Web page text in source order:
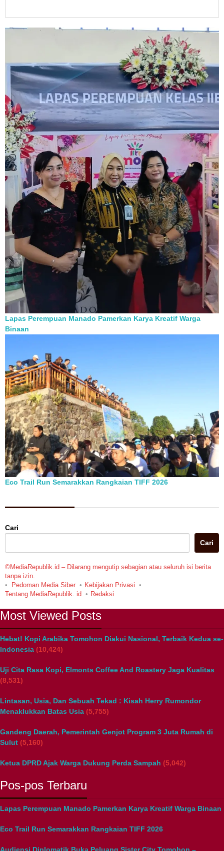
Lapas Perempuan Manado Pamerkan Karya Kreatif Warga
Binaan
Eco Trail Run Semarakkan Rangkaian TIFF 2026
Cari
Cari
©MediaRepublik.id – Dilarang mengutip sebagian atau seluruh isi berita
tanpa izin.
Pedoman Media Siber
Kebijakan Privasi
Tentang MediaRepublik. id
Redaksi
Most Viewed Posts
Hebat! Kopi Arabika Tomohon Diakui Nasional, Terbaik Kedua se-
Indonesia (10,424)
Uji Cita Rasa Kopi, Elmonts Coffee And Roastery Jaga Kualitas
(8,531)
Lintasan, Usia, Dan Sebuah Tekad : Kisah Herry Rumondor
Menaklukkan Batas Usia (5,755)
Gandeng Daerah, Pemerintah Genjot Program 3 Juta Rumah di
Sulut (5,160)
Ketua DPRD Ajak Warga Dukung Perda Sampah (5,042)
Pos-pos Terbaru
Lapas Perempuan Manado Pamerkan Karya Kreatif Warga Binaan
Eco Trail Run Semarakkan Rangkaian TIFF 2026